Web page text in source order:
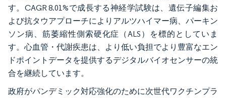
す。CAGR 8.01%で成長する神経学試験は、遺伝子編集お
よび抗タウアプローチによりアルツハイマー病、パーキン
ソン病、筋萎縮性側索硬化症（ALS）を標的としていま
す。心血管・代謝疾患は、より低い負担でより豊富なエン
ドポイントデータを提供するデジタルバイオセンサーの統
合を継続しています。
政府がパンデミック対応強化のために次世代ワクチンプラ